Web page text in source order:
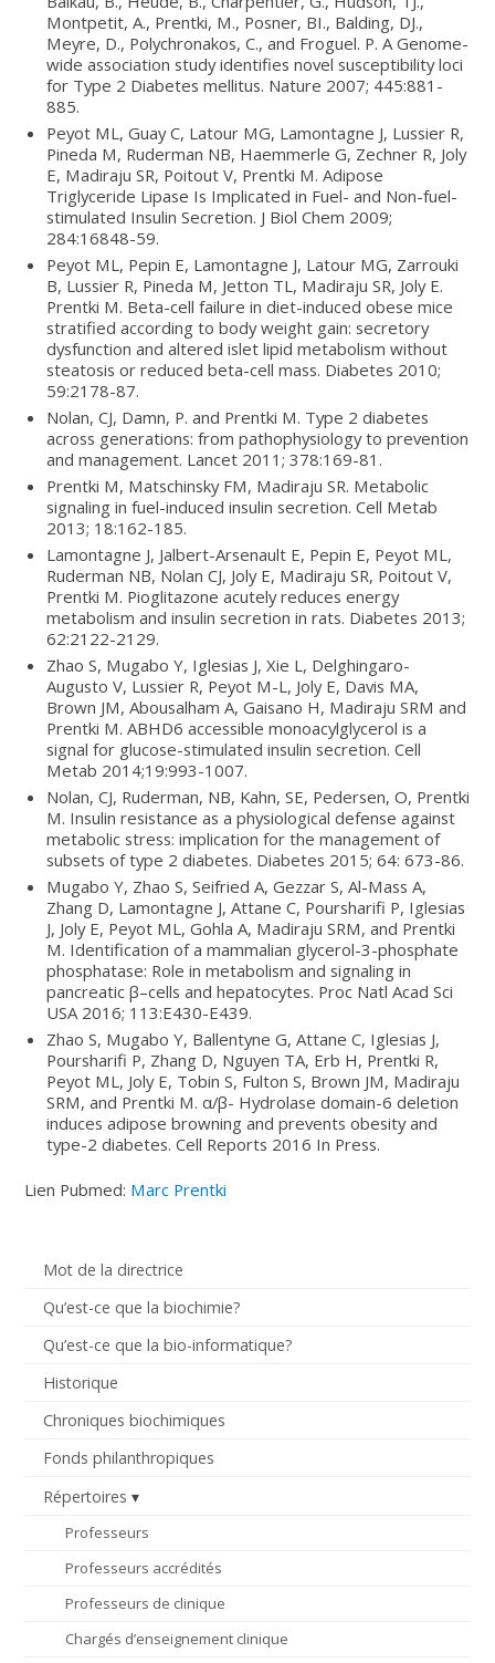
Mot de la directrice
Qu’est-ce que la biochimie?
Qu’est-ce que la bio-informatique?
Historique
Chroniques biochimiques
Fonds philanthropiques
Répertoires
Professeurs
Professeurs accrédités
Professeurs de clinique
Chargés d’enseignement clinique
Montpetit, A., Prentki, M., Posner, BI., Balding, DJ.,
Meyre, D., Polychronakos, C., and Froguel. P. A Genome-
wide association study identifies novel susceptibility loci
for Type 2 Diabetes mellitus. Nature 2007; 445:881-
885.
Peyot ML, Guay C, Latour MG, Lamontagne J, Lussier R,
Pineda M, Ruderman NB, Haemmerle G, Zechner R, Joly
E, Madiraju SR, Poitout V, Prentki M. Adipose
Triglyceride Lipase Is Implicated in Fuel- and Non-fuel-
stimulated Insulin Secretion. J Biol Chem 2009;
284:16848-59.
Peyot ML, Pepin E, Lamontagne J, Latour MG, Zarrouki
B, Lussier R, Pineda M, Jetton TL, Madiraju SR, Joly E.
Prentki M. Beta-cell failure in diet-induced obese mice
stratified according to body weight gain: secretory
dysfunction and altered islet lipid metabolism without
steatosis or reduced beta-cell mass. Diabetes 2010;
59:2178-87.
Nolan, CJ, Damn, P. and Prentki M. Type 2 diabetes
across generations: from pathophysiology to prevention
and management. Lancet 2011; 378:169-81.
Prentki M, Matschinsky FM, Madiraju SR. Metabolic
signaling in fuel-induced insulin secretion. Cell Metab
2013; 18:162-185.
Lamontagne J, Jalbert-Arsenault E, Pepin E, Peyot ML,
Ruderman NB, Nolan CJ, Joly E, Madiraju SR, Poitout V,
Prentki M. Pioglitazone acutely reduces energy
metabolism and insulin secretion in rats. Diabetes 2013;
62:2122-2129.
Zhao S, Mugabo Y, Iglesias J, Xie L, Delghingaro-
Augusto V, Lussier R, Peyot M-L, Joly E, Davis MA,
Brown JM, Abousalham A, Gaisano H, Madiraju SRM and
Prentki M. ABHD6 accessible monoacylglycerol is a
signal for glucose-stimulated insulin secretion. Cell
Metab 2014;19:993-1007.
Nolan, CJ, Ruderman, NB, Kahn, SE, Pedersen, O, Prentki
M. Insulin resistance as a physiological defense against
metabolic stress: implication for the management of
subsets of type 2 diabetes. Diabetes 2015; 64: 673-86.
Mugabo Y, Zhao S, Seifried A, Gezzar S, Al-Mass A,
Zhang D, Lamontagne J, Attane C, Poursharifi P, Iglesias
J, Joly E, Peyot ML, Gohla A, Madiraju SRM, and Prentki
M. Identification of a mammalian glycerol-3-phosphate
phosphatase: Role in metabolism and signaling in
pancreatic β–cells and hepatocytes. Proc Natl Acad Sci
USA 2016; 113:E430-E439.
Zhao S, Mugabo Y, Ballentyne G, Attane C, Iglesias J,
Poursharifi P, Zhang D, Nguyen TA, Erb H, Prentki R,
Peyot ML, Joly E, Tobin S, Fulton S, Brown JM, Madiraju
SRM, and Prentki M. α/β- Hydrolase domain-6 deletion
induces adipose browning and prevents obesity and
type-2 diabetes. Cell Reports 2016 In Press.
Lien Pubmed: Marc Prentki